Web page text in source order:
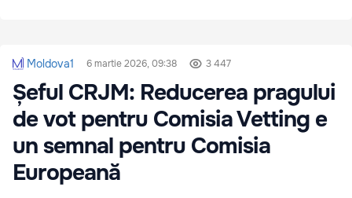
Moldova1 6 martie 2026, 09:38 3 447
Șeful CRJM: Reducerea pragului
de vot pentru Comisia Vetting e
un semnal pentru Comisia
Europeană